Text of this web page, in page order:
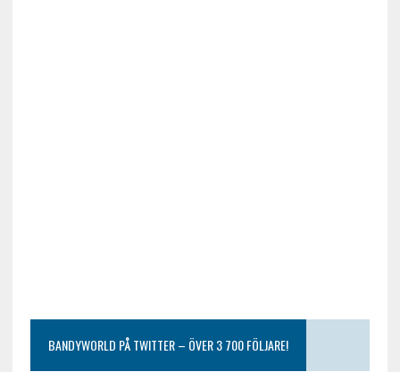
BANDYWORLD PÅ TWITTER – ÖVER 3 700 FÖLJARE!